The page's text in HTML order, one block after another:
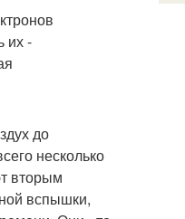
их -
до
несколько
вторым
вспышки,